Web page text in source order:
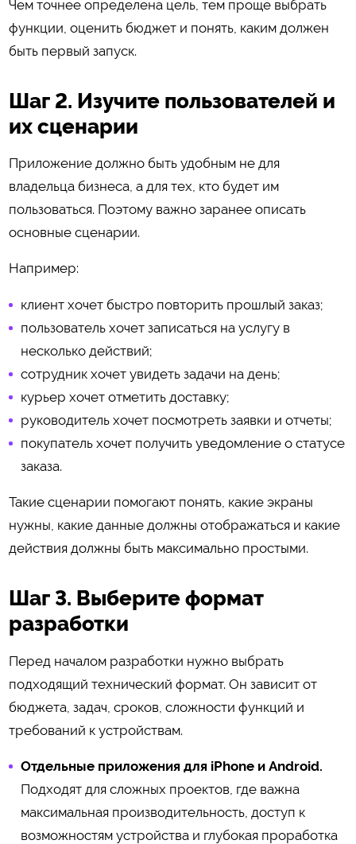
Чем точнее определена цель, тем проще выбрать
функции, оценить бюджет и понять, каким должен
быть первый запуск.
Шаг 2. Изучите пользователей и
их сценарии
Приложение должно быть удобным не для
владельца бизнеса, а для тех, кто будет им
пользоваться. Поэтому важно заранее описать
основные сценарии.
Например:
клиент хочет быстро повторить прошлый заказ;
пользователь хочет записаться на услугу в
несколько действий;
сотрудник хочет увидеть задачи на день;
курьер хочет отметить доставку;
руководитель хочет посмотреть заявки и отчеты;
покупатель хочет получить уведомление о статусе
заказа.
Такие сценарии помогают понять, какие экраны
нужны, какие данные должны отображаться и какие
действия должны быть максимально простыми.
Шаг 3. Выберите формат
разработки
Перед началом разработки нужно выбрать
подходящий технический формат. Он зависит от
бюджета, задач, сроков, сложности функций и
требований к устройствам.
Отдельные приложения для iPhone и Android.
Подходят для сложных проектов, где важна
максимальная производительность, доступ к
возможностям устройства и глубокая проработка